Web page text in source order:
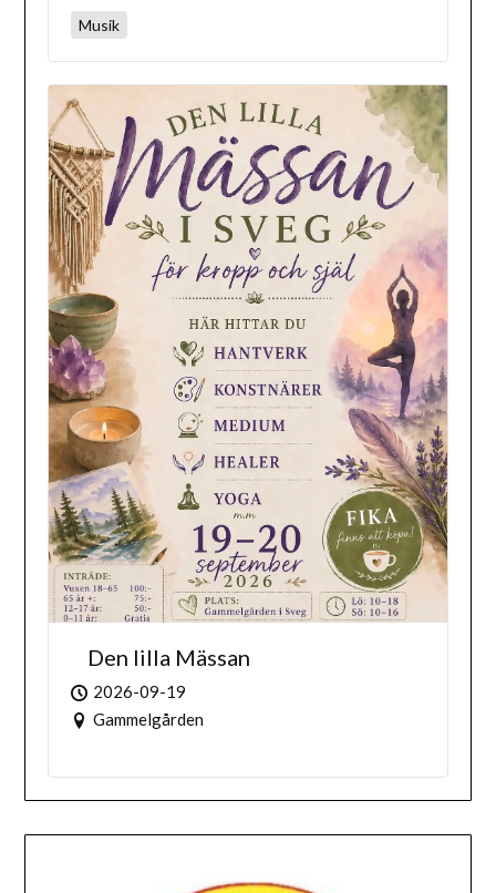
Musik
Den lilla Mässan
2026-09-19
Gammelgården